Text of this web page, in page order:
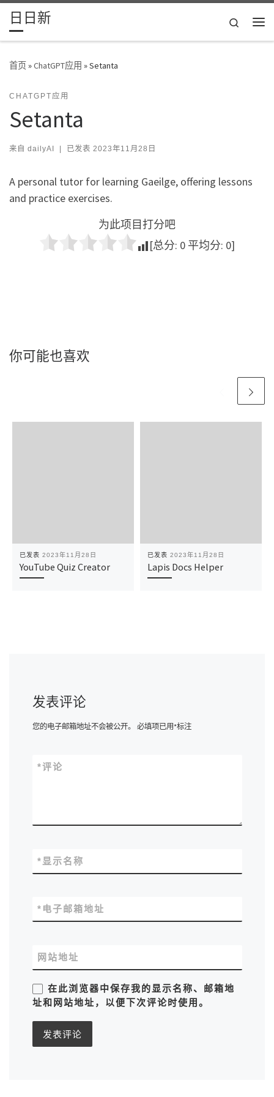
Skip to content
日日新
Search
首页»ChatGPT应用 »Setanta
CHATGPT应用
Setanta
来自 dailyAI | 已发表 2023年11月28日
A personal tutor for learning Gaeilge, offering lessons
and practice exercises.
为此项目打分吧
[总分: 0 平均分: 0]
你可能也喜欢
已发表 2023年11月28日
YouTube Quiz Creator
已发表 2023年11月28日
Lapis Docs Helper
发表评论
您的电子邮箱地址不会被公开。 必填项已用*标注
评论
*
显示名称
*
电子邮箱地址
*
网站地址
在此浏览器中保存我的显示名称、邮箱地
址和网站地址，以便下次评论时使用。